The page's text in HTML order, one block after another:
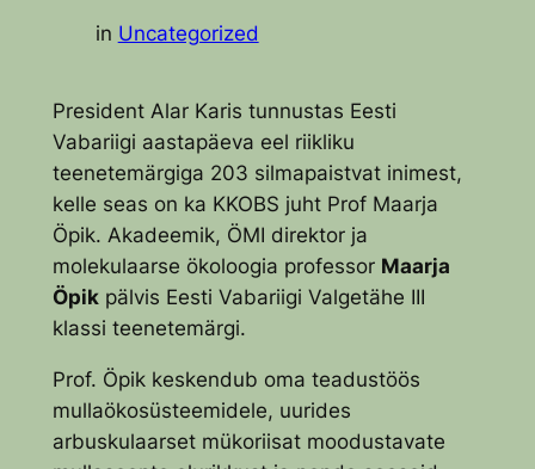
in Uncategorized
President Alar Karis tunnustas Eesti
Vabariigi aastapäeva eel riikliku
teenetemärgiga 203 silmapaistvat inimest,
kelle seas on ka KKOBS juht Prof Maarja
Öpik. Akadeemik, ÖMI direktor ja
molekulaarse ökoloogia professor Maarja
Öpikpälvis Eesti Vabariigi Valgetähe III
klassi teenetemärgi.
Prof. Öpik keskendub oma teadustöös
mullaökosüsteemidele, uurides
arbuskulaarset mükoriisat moodustavate